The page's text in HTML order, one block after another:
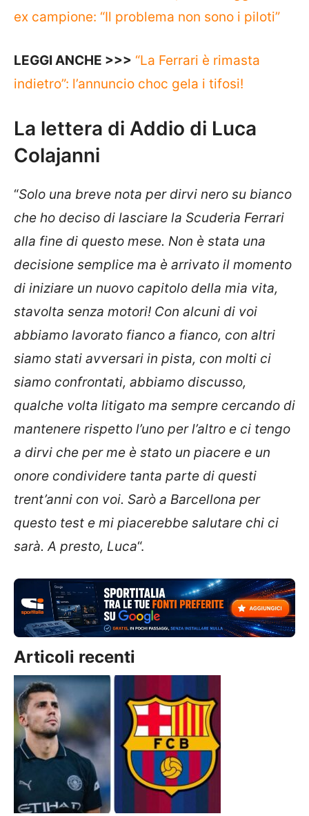
ex campione: “Il problema non sono i piloti”
LEGGI ANCHE >>> “La Ferrari è rimasta
indietro”: l’annuncio choc gela i tifosi!
La lettera di Addio di Luca
Colajanni
“Solo una breve nota per dirvi nero su bianco
che ho deciso di lasciare la Scuderia Ferrari
alla fine di questo mese. Non è stata una
decisione semplice ma è arrivato il momento
di iniziare un nuovo capitolo della mia vita,
stavolta senza motori! Con alcuni di voi
abbiamo lavorato fianco a fianco, con altri
siamo stati avversari in pista, con molti ci
siamo confrontati, abbiamo discusso,
qualche volta litigato ma sempre cercando di
mantenere rispetto l’uno per l’altro e ci tengo
a dirvi che per me è stato un piacere e un
onore condividere tanta parte di questi
trent’anni con voi. Sarò a Barcellona per
questo test e mi piacerebbe salutare chi ci
sarà. A presto, Luca“.
Articoli recenti